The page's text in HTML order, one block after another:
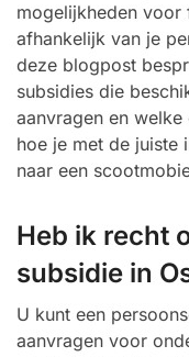
mogelijkheden voor
afhankelijk van je
deze blogpost
subsidies die
aanvragen en
hoe je met de juiste
naar een
Heb ik recht
subsidie in
U kunt een
aanvragen voor